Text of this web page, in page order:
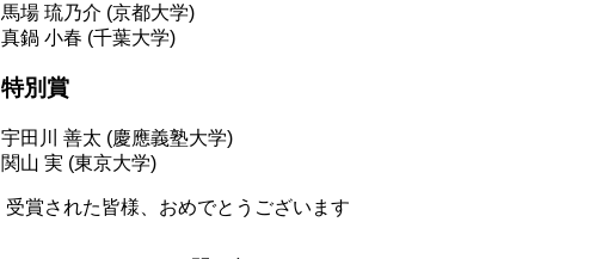
馬場 琉乃介 (京都大学)
真鍋 小春 (千葉大学)
特別賞
宇田川 善太 (慶應義塾大学)
関山 実 (東京大学)
受賞された皆様、おめでとうございます